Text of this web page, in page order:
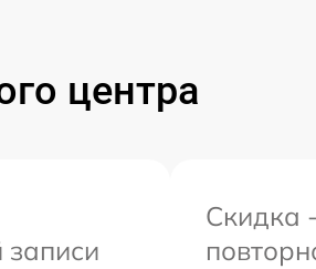
центра
записи
Скидка